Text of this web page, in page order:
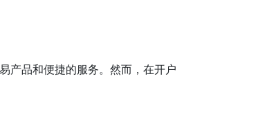
产品和便捷的服务。然而，在开户